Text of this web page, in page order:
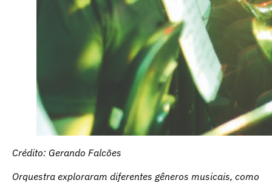
Crédito: Gerando Falcões
Orquestra exploraram diferentes gêneros musicais, como